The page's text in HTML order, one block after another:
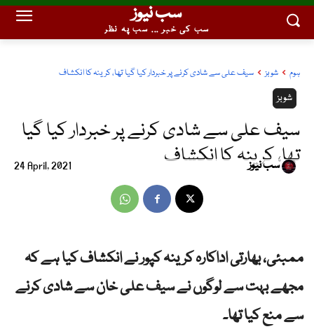
سب نیوز
سب کی خبر ... سب پہ نظر
ہوم شوبز سیف علی سے شادی کرنے پر خبردار کیا گیا تھا، کرینہ کا انکشاف
شوبز
سیف علی سے شادی کرنے پر خبردار کیا گیا
تھا، کرینہ کا انکشاف
24 April, 2021 سب نیوز
ممبئی، بھارتی اداکارہ کرینہ کپور نے انکشاف کیا ہے کہ
مجھے بہت سے لوگوں نے سیف علی خان سے شادی کرنے
سے منع کیا تھا۔